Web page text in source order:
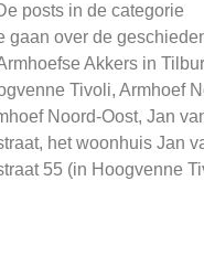
posts in de categorie
gaan over de
Akkers in
Tivoli, Armhoef
Noord-Oost, Jan
het woonhuis Jan
55 (in Hoogvenne